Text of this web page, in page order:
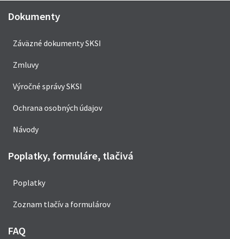
Dokumenty
Záväzné dokumenty SKSI
Zmluvy
Výročné správy SKSI
Ochrana osobných údajov
Návody
Poplatky, formuláre, tlačivá
Poplatky
Zoznam tlačív a formulárov
FAQ